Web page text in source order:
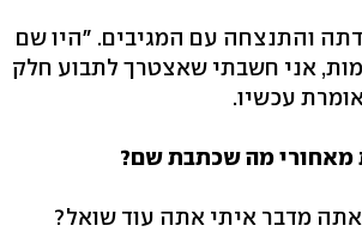
והתנצחה עם המגיבים. "היו שם
אני חשבתי שאצטרך לתבוע חלק
עכשיו.
מאחורי מה שכתבת שם?
מדבר איתי אתה עוד שואל?